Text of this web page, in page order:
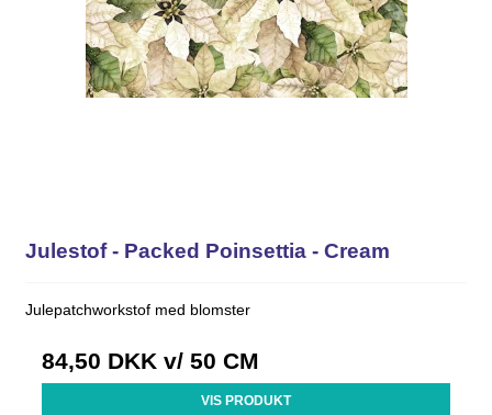
Julestof - Packed Poinsettia - Cream
Julepatchworkstof med blomster
84,50 DKK v/ 50 CM
VIS PRODUKT